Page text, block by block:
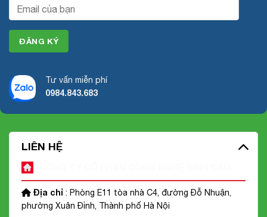
Tư vấn miễn phí
0984.843.683
LIÊN HỆ
Địa chỉ : Phòng E11 tòa nhà C4, đường Đỗ Nhuận,
phường Xuân Đỉnh, Thành phố Hà Nội